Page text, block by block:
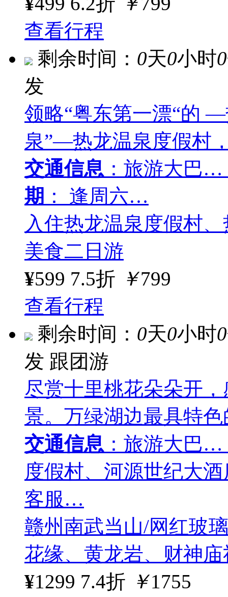
查看行程
剩余时间： 0天0小时0
发
领略“粤东第一漂“的
泉”—热龙温泉度假村
交通信息 ：旅游大巴…
期 ： 逢周六…
入住热龙温泉度假村
美食二日游
¥599 7.5折 ￥799
查看行程
剩余时间： 0天0小时0
发 跟团游
尽赏十里桃花朵朵开
景。万绿湖边最具特
交通信息 ：旅游大巴…
度假村、河源世纪大
客服…
赣州南武当山/网红玻
花缘、黄龙岩、财神
¥1299 7.4折 ￥1755